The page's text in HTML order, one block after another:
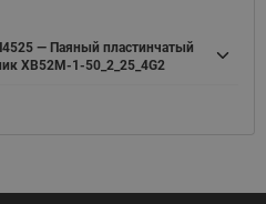
— Паяный пластинчатый
XB52M-1-50_2_25_4G2